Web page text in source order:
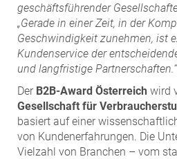
geschäftsführender
„Gerade in einer Zeit, in der
Geschwindigkeit zunehmen, ist
Kundenservice der
und langfristige Partnerschaften.“
Der B2B-Award Österreich wird
Gesellschaft für
basiert auf einer
von Kundenerfahrungen. Die
Vielzahl von Branchen – vom